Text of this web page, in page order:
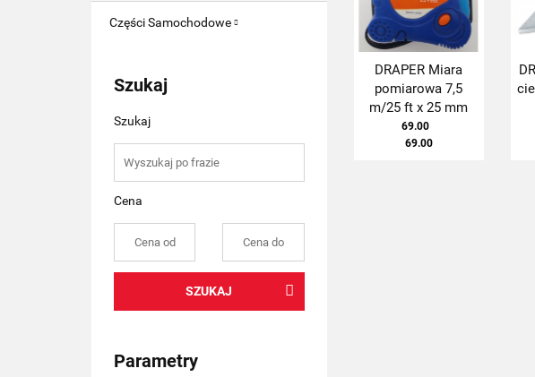
Części Samochodowe
Szukaj
Szukaj
Cena
SZUKAJ
Parametry
DRAPER Miara
pomiarowa 7,5
m/25 ft x 25 mm
69.00
69.00